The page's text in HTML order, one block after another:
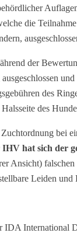
die
der
des
des
bei
hat sich der
Ansicht)
Leiden und
IDA